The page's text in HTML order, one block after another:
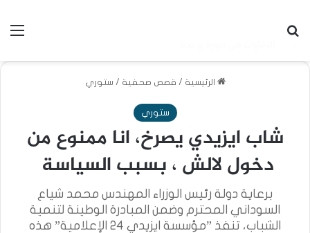
الرئيسية / قصص صحفية / ستوري
ستوري
شاب ايزيدي يصرخ، انا ممنوع من
دخول لالش ، بسبب السياسة
برعاية دولة رئيس الوزراء المهندس محمد شياع
السوداني المحترم وضمن المبادرة الوطينة لتنمية
الشباب، تنفذ ”مؤسسة ايزيدي 24 الإعلامية” هذه